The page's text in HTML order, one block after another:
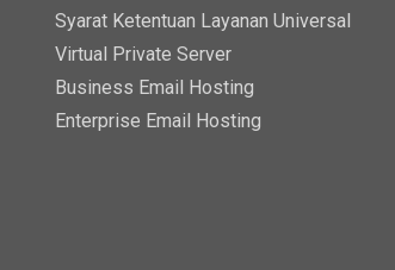
Syarat Ketentuan Layanan Universal
Virtual Private Server
Business Email Hosting
Enterprise Email Hosting